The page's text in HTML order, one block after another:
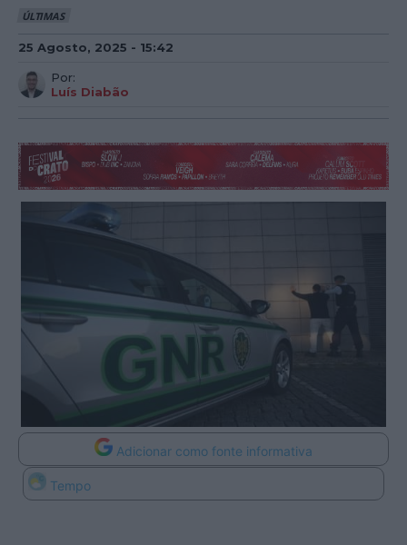
ÚLTIMAS
25 Agosto, 2025 - 15:42
Por:
Luís Diabão
Adicionar como fonte informativa
Tempo